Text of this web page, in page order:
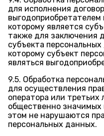
для исполнения
которому является
также для заключения
субъекта
которому субъект
являться
9.5. Обработка
для осуществления
оператора или
общественно значимых
этом не нарушаются
персональных данных.